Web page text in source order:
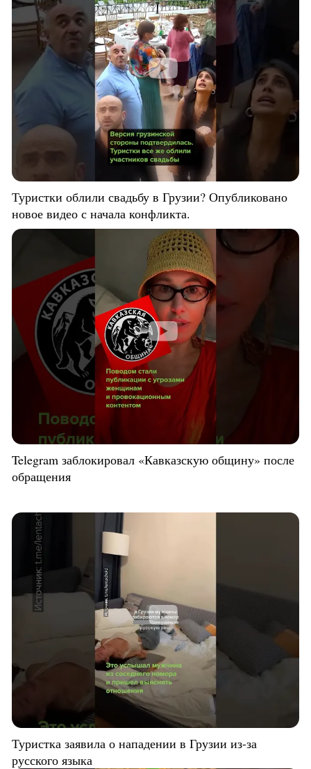
Туристки облили свадьбу в Грузии? Опубликовано
новое видео с начала конфликта.
Telegram заблокировал «Кавказскую общину» после
обращения
Туристка заявила о нападении в Грузии из-за
русского языка